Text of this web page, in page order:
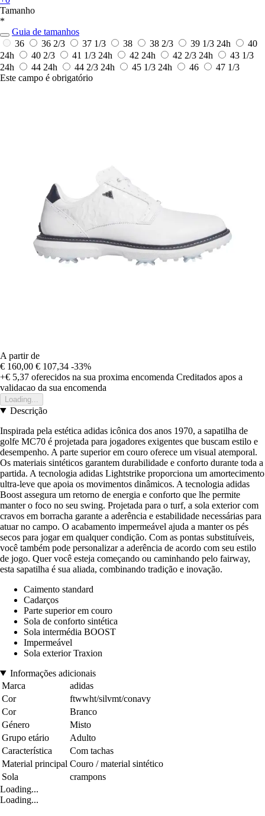
Tamanho
*
Guia de tamanhos
36
36 2/3 37 1/3 38 38 2/3 39 1/3 24h
40
24h
40 2/3 41 1/3 24h 42 24h 42 2/3 24h
43 1/3
24h
44 24h 44 2/3 24h 45 1/3 24h 46
47 1/3
Este campo é obrigatório
A partir de
€ 160,00 € 107,34 -33%
+€ 5,37 oferecidos na sua proxima encomenda Creditados apos a
validacao da sua encomenda
Loading...
Descrição
Inspirada pela estética adidas icônica dos anos 1970, a sapatilha de
golfe MC70 é projetada para jogadores exigentes que buscam estilo e
desempenho. A parte superior em couro oferece um visual atemporal.
Os materiais sintéticos garantem durabilidade e conforto durante toda a
partida. A tecnologia adidas Lightstrike proporciona um amortecimento
ultra-leve que apoia os movimentos dinâmicos. A tecnologia adidas
Boost assegura um retorno de energia e conforto que lhe permite
manter o foco no seu swing. Projetada para o turf, a sola exterior com
cravos em borracha garante a aderência e estabilidade necessárias para
atuar no campo. O acabamento impermeável ajuda a manter os pés
secos para jogar em qualquer condição. Com as pontas substituíveis,
você também pode personalizar a aderência de acordo com seu estilo
de jogo. Quer você esteja começando ou caminhando pelo fairway,
esta sapatilha é sua aliada, combinando tradição e inovação.
Caimento standard
Cadarços
Parte superior em couro
Sola de conforto sintética
Sola intermédia BOOST
Impermeável
Sola exterior Traxion
Informações adicionais
Marca
adidas
Cor
ftwwht/silvmt/conavy
Cor
Branco
Género
Misto
Grupo etário
Adulto
Característica
Com tachas
Material principal Couro / material sintético
Sola
crampons
Loading...
Loading...